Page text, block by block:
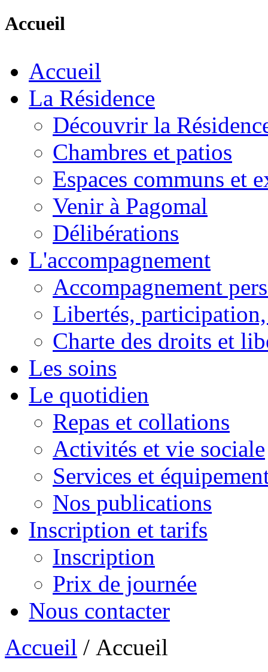
Accueil
Accueil
La Résidence
Découvrir la
Chambres et patios
Espaces communs et
Venir à Pagomal
Délibérations
L'accompagnement
Accompagnement
Libertés,
Charte des droits et
Les soins
Le quotidien
Repas et collations
Activités et vie sociale
Services et
Nos publications
Inscription et tarifs
Inscription
Prix de journée
Nous contacter
Accueil / Accueil